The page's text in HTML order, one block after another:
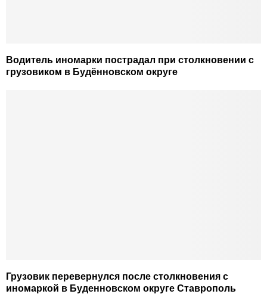
Водитель иномарки пострадал при столкновении с
грузовиком в Будённовском округе
Грузовик перевернулся после столкновения с
иномаркой в Буденновском округе Ставрополь